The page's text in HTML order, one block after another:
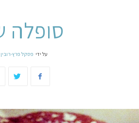
סופלה
על ידי פסקל פרץ-רובין